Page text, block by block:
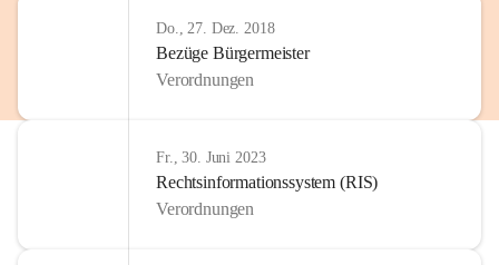
Do., 27. Dez. 2018
Bezüge Bürgermeister
Verordnungen
Fr., 30. Juni 2023
Rechtsinformationssystem (RIS)
Verordnungen